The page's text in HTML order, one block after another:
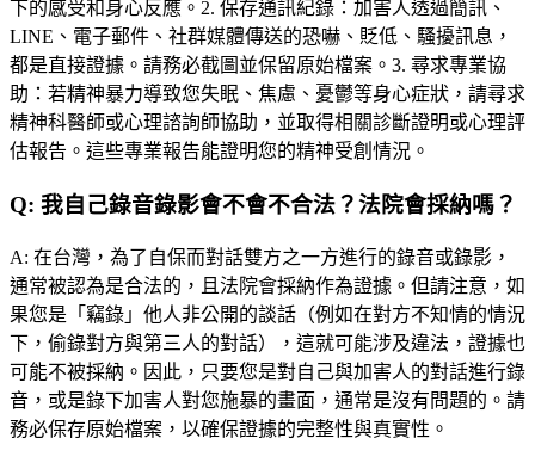
下的感受和身心反應。2. 保存通訊紀錄：加害人透過簡訊、
LINE、電子郵件、社群媒體傳送的恐嚇、貶低、騷擾訊息，
都是直接證據。請務必截圖並保留原始檔案。3. 尋求專業協
助：若精神暴力導致您失眠、焦慮、憂鬱等身心症狀，請尋求
精神科醫師或心理諮詢師協助，並取得相關診斷證明或心理評
估報告。這些專業報告能證明您的精神受創情況。
Q: 我自己錄音錄影會不會不合法？法院會採納嗎？
A: 在台灣，為了自保而對話雙方之一方進行的錄音或錄影，
通常被認為是合法的，且法院會採納作為證據。但請注意，如
果您是「竊錄」他人非公開的談話（例如在對方不知情的情況
下，偷錄對方與第三人的對話），這就可能涉及違法，證據也
可能不被採納。因此，只要您是對自己與加害人的對話進行錄
音，或是錄下加害人對您施暴的畫面，通常是沒有問題的。請
務必保存原始檔案，以確保證據的完整性與真實性。